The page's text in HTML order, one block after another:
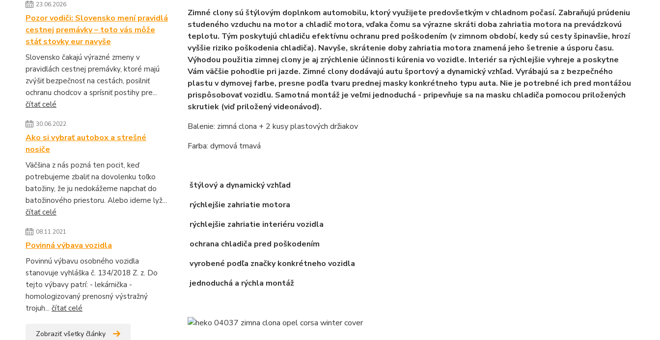
23.06.2026
Pozor vodiči: Slovensko mení pravidlá
cestnej premávky – toto vás môže
stáť stovky eur navyše
Slovensko čakajú výrazné zmeny v
pravidlách cestnej premávky, ktoré majú
zvýšiť bezpečnosť na cestách, posilniť
ochranu chodcov a sprísniť postihy pre...
čítať celé
30.06.2022
Ako si vybrať autobox a strešné
nosiče
Väčšina z nás pozná ten pocit, keď
potrebujeme zbaliť na dovolenku toľko
batožiny, že ju nedokážeme napchať do
batožinového priestoru. Alebo ideme lyž...
čítať celé
08.11.2021
Povinná výbava vozidla
Povinnú výbavu osobného vozidla
stanovuje vyhláška č. 134/2018 Z. z. Do
tejto výbavy patrí: - lekárnička -
homologizovaný prenosný výstražný
trojuh... čítať celé
Zobraziť všetky články
Zimné clony sú štýlovým doplnkom automobilu, ktorý využijete predovšetkým v chladnom počasí. Zabraňujú prúdeniu
studeného vzduchu na motor a chladič motora, vďaka čomu sa výrazne skráti doba zahriatia motora na prevádzkovú
teplotu. Tým poskytujú chladiču efektívnu ochranu pred poškodením (v zimnom období, kedy sú cesty špinavšie, hrozí
vyššie riziko poškodenia chladiča). Navyše, skrátenie doby zahriatia motora znamená jeho šetrenie a úsporu času.
Výhodou použitia zimnej clony je aj zrýchlenie účinnosti kúrenia vo vozidle. Interiér sa rýchlejšie vyhreje a poskytne
Vám väčšie pohodlie pri jazde. Zimné clony dodávajú autu športový a dynamický vzhľad. Vyrábajú sa z bezpečného
plastu v dymovej farbe, presne podľa tvaru prednej masky konkrétneho typu auta. Nie je potrebné ich pred montážou
prispôsobovať vozidlu. Samotná montáž je veľmi jednoduchá - pripevňuje sa na masku chladiča pomocou priložených
skrutiek (viď priložený videonávod).
Balenie: zimná clona + 2 kusy plastových držiakov
Farba: dymová tmavá
štýlový a dynamický vzhľad
rýchlejšie zahriatie motora
rýchlejšie zahriatie interiéru vozidla
ochrana chladiča pred poškodením
vyrobené podľa značky konkrétneho vozidla
jednoduchá a rýchla montáž